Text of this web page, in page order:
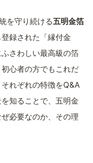
を守り続ける五明金箔
録された「縁付金
さわしい最高級の箔
心者の方でもこれだ
れぞれの特徴をQ&A
知ることで、五明金
必要なのか、その理